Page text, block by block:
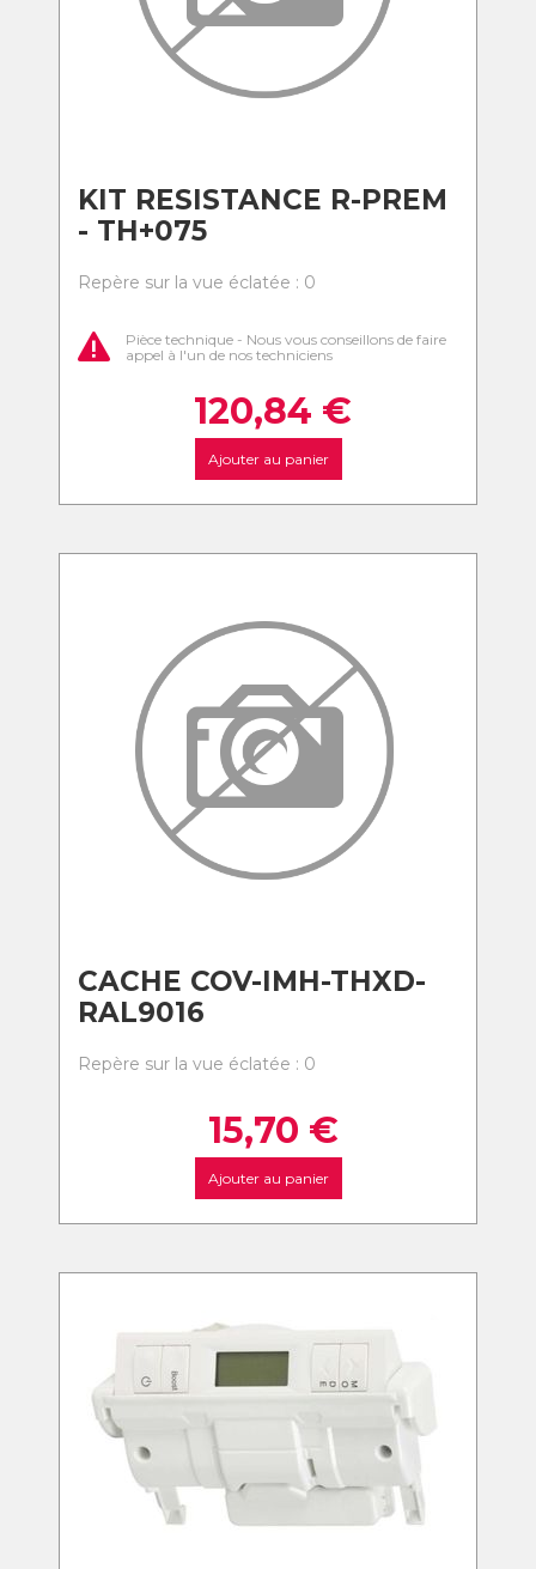
KIT RESISTANCE R-PREM
- TH+075
Repère sur la vue éclatée : 0
Pièce technique - Nous vous conseillons de faire
appel à l'un de nos techniciens
120,84 €
Ajouter au panier
CACHE COV-IMH-THXD-
RAL9016
Repère sur la vue éclatée : 0
15,70 €
Ajouter au panier